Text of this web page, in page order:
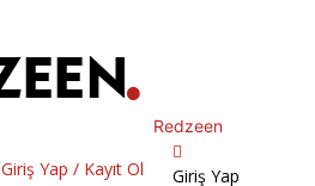
Redzeen
Giriş Yap / Kayıt Ol
Giriş Yap